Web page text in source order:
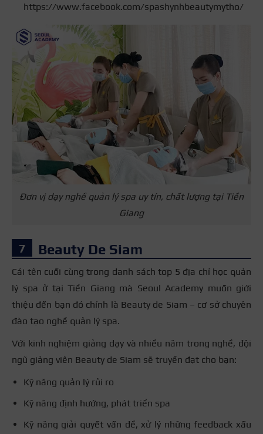
https://www.facebook.com/spashynhbeautymytho/
Đơn vị dạy nghề quản lý spa uy tín, chất lượng tại Tiền
Giang
Beauty De Siam
Cái tên cuối cùng trong danh sách top 5 địa chỉ học quản
lý spa ở tại Tiền Giang mà Seoul Academy muốn giới
thiệu đến bạn đó chính là Beauty de Siam – cơ sở chuyên
đào tạo nghề quản lý spa.
Với kinh nghiệm giảng dạy và nhiều năm trong nghề, đội
ngũ giảng viên Beauty de Siam sẽ truyền đạt cho bạn:
Kỹ năng quản lý rủi ro
Kỹ năng định hướng, phát triển spa
Kỹ năng giải quyết vấn đề, xử lý những feedback xấu